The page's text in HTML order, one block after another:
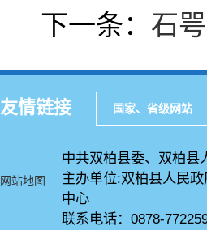
下一条： 石
友情链接 国家、省级网站
网站地图
中共双柏县委、双柏县
主办单位:双柏县人民
中心
联系电话：0878-